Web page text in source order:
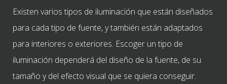
Existen varios tipos de iluminación que están diseñados
para cada tipo de fuente, y también están adaptados
para interiores o exteriores. Escoger un tipo de
iluminación dependerá del diseño de la fuente, de su
tamaño y del efecto visual que se quiera conseguir.